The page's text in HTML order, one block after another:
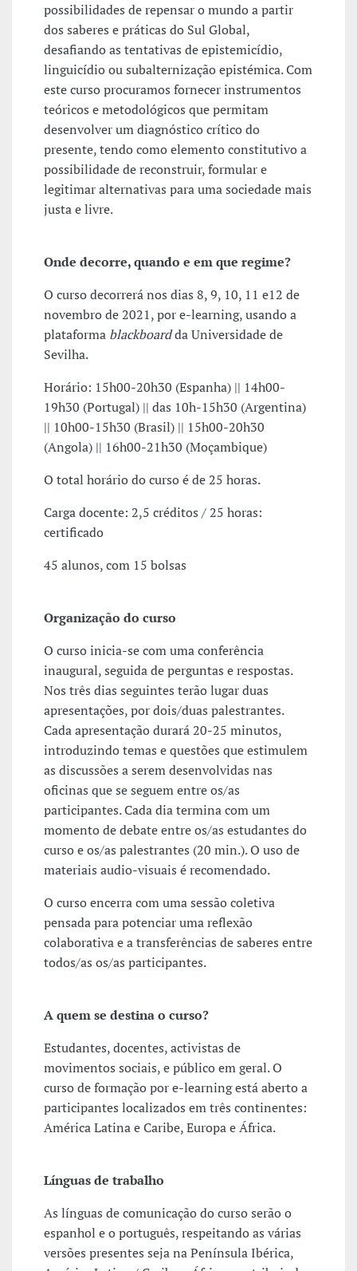
possibilidades de repensar o mundo a partir
dos saberes e práticas do Sul Global,
desafiando as tentativas de epistemicídio,
linguicídio ou subalternização epistémica. Com
este curso procuramos fornecer instrumentos
teóricos e metodológicos que permitam
desenvolver um diagnóstico crítico do
presente, tendo como elemento constitutivo a
possibilidade de reconstruir, formular e
legitimar alternativas para uma sociedade mais
justa e livre.
Onde decorre, quando e em que regime?
O curso decorrerá nos dias 8, 9, 10, 11 e12 de
novembro de 2021, por e-learning, usando a
plataforma blackboardda Universidade de
Sevilha.
Horário: 15h00-20h30 (Espanha) || 14h00-
19h30 (Portugal) || das 10h-15h30 (Argentina)
|| 10h00-15h30 (Brasil) || 15h00-20h30
(Angola) || 16h00-21h30 (Moçambique)
O total horário do curso é de 25 horas.
Carga docente: 2,5 créditos / 25 horas:
certificado
45 alunos, com 15 bolsas
Organização do curso
O curso inicia-se com uma conferência
inaugural, seguida de perguntas e respostas.
Nos três dias seguintes terão lugar duas
apresentações, por dois/duas palestrantes.
Cada apresentação durará 20-25 minutos,
introduzindo temas e questões que estimulem
as discussões a serem desenvolvidas nas
oficinas que se seguem entre os/as
participantes. Cada dia termina com um
momento de debate entre os/as estudantes do
curso e os/as palestrantes (20 min.). O uso de
materiais audio-visuais é recomendado.
O curso encerra com uma sessão coletiva
pensada para potenciar uma reflexão
colaborativa e a transferências de saberes entre
todos/as os/as participantes.
A quem se destina o curso?
Estudantes, docentes, activistas de
movimentos sociais, e público em geral. O
curso de formação por e-learning está aberto a
participantes localizados em três continentes:
América Latina e Caribe, Europa e África.
Línguas de trabalho
As línguas de comunicação do curso serão o
espanhol e o português, respeitando as várias
versões presentes seja na Península Ibérica,